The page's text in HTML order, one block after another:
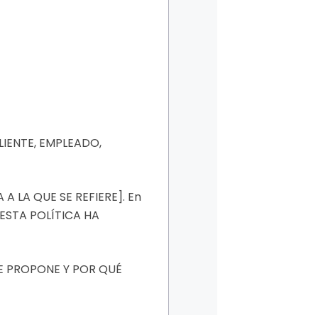
EMPLEADO,
QUE SE REFIERE]. En
POLÍTICA HA
Y POR QUÉ